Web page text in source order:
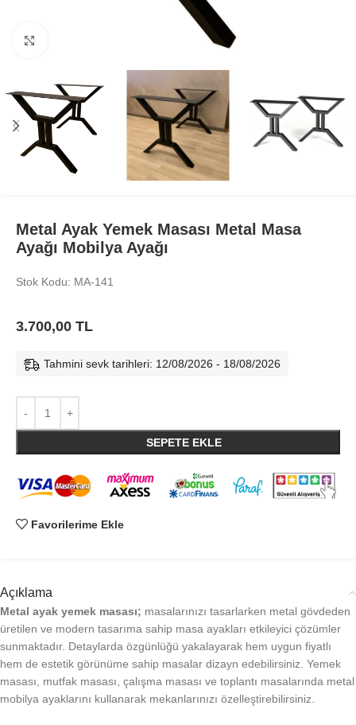
Metal Ayak Yemek Masası Metal Masa
Ayağı Mobilya Ayağı
Stok Kodu: MA-141
3.700,00 TL
Tahmini sevk tarihleri: 12/08/2026 - 18/08/2026
SEPETE EKLE
Favorilerime Ekle
Açıklama
Metal ayak yemek masası; masalarınızı tasarlarken metal gövdeden
üretilen ve modern tasarıma sahip masa ayakları etkileyici çözümler
sunmaktadır. Detaylarda özgünlüğü yakalayarak hem uygun fiyatlı
hem de estetik görünüme sahip masalar dizayn edebilirsiniz. Yemek
masası, mutfak masası, çalışma masası ve toplantı masalarında metal
mobilya ayaklarını kullanarak mekanlarınızı özelleştirebilirsiniz.